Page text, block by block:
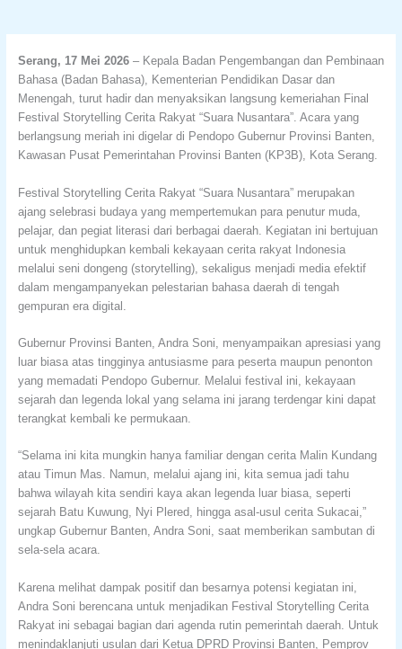
Serang, 17 Mei 2026– Kepala Badan Pengembangan dan Pembinaan
Bahasa (Badan Bahasa), Kementerian Pendidikan Dasar dan
Menengah, turut hadir dan menyaksikan langsung kemeriahan Final
Festival Storytelling Cerita Rakyat “Suara Nusantara”. Acara yang
berlangsung meriah ini digelar di Pendopo Gubernur Provinsi Banten,
Kawasan Pusat Pemerintahan Provinsi Banten (KP3B), Kota Serang.
Festival Storytelling Cerita Rakyat “Suara Nusantara” merupakan
ajang selebrasi budaya yang mempertemukan para penutur muda,
pelajar, dan pegiat literasi dari berbagai daerah. Kegiatan ini bertujuan
untuk menghidupkan kembali kekayaan cerita rakyat Indonesia
melalui seni dongeng (storytelling), sekaligus menjadi media efektif
dalam mengampanyekan pelestarian bahasa daerah di tengah
gempuran era digital.
Gubernur Provinsi Banten, Andra Soni, menyampaikan apresiasi yang
luar biasa atas tingginya antusiasme para peserta maupun penonton
yang memadati Pendopo Gubernur. Melalui festival ini, kekayaan
sejarah dan legenda lokal yang selama ini jarang terdengar kini dapat
terangkat kembali ke permukaan.
“Selama ini kita mungkin hanya familiar dengan cerita Malin Kundang
atau Timun Mas. Namun, melalui ajang ini, kita semua jadi tahu
bahwa wilayah kita sendiri kaya akan legenda luar biasa, seperti
sejarah Batu Kuwung, Nyi Plered, hingga asal-usul cerita Sukacai,”
ungkap Gubernur Banten, Andra Soni, saat memberikan sambutan di
sela-sela acara.
Karena melihat dampak positif dan besarnya potensi kegiatan ini,
Andra Soni berencana untuk menjadikan Festival Storytelling Cerita
Rakyat ini sebagai bagian dari agenda rutin pemerintah daerah. Untuk
menindaklanjuti usulan dari Ketua DPRD Provinsi Banten, Pemprov